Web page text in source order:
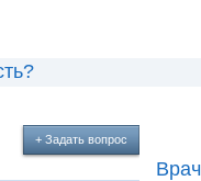
+ Задать вопрос